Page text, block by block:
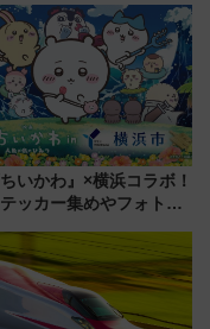
業など 豪華イベントと
ちいかわ』×横浜コラボ！
ッカー集めやフォトス
しよう（花火鑑賞会応
まで！）